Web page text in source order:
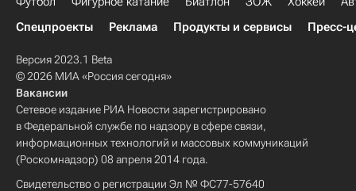
Спецпроекты
Реклама Продукты и сервисы Пресс-
Версия 2023.1 Beta
© 2026 МИА «Россия сегодня»
Вакансии
Сетевое издание РИА Новости зарегистрировано
в Федеральной службе по надзору в сфере связи,
информационных технологий и массовых коммуникаций
(Роскомнадзор) 08 апреля 2014 года.
Свидетельство о регистрации Эл № ФС77-57640